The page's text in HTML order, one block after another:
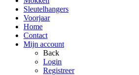
Sleutelhangers
Voorjaar
Home
Contact
Mijn account
Back
Login
Registreer